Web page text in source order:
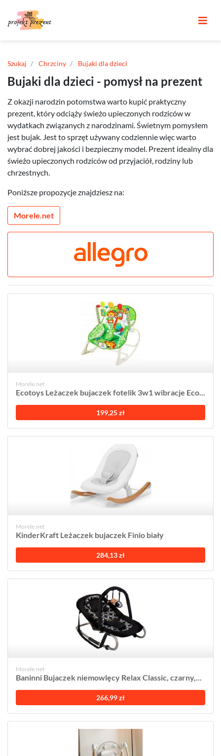
Szukaj Chrzciny Bujaki dla dzieci
Bujaki dla dzieci - pomysł na prezent
Z okazji narodzin potomstwa warto kupić praktyczny
prezent, który odciąży świeżo upieczonych rodziców w
wydatkach związanych z narodzinami. Świetnym pomysłem
jest bujak. Jest to sprzęt używany codziennie więc warto
wybrać dobrej jakości i bezpieczny model. Prezent idealny dla
świeżo upieczonych rodziców od przyjaciół, rodziny lub
chrzestnych.
Poniższe propozycje znajdziesz na:
Morele.net
Morele.net
Ecotoys Leżaczek bujaczek fotelik 3w1 wibracje Eco...
199,25 zł
Morele.net
KinderKraft Leżaczek bujaczek Finio biały
284,13 zł
Morele.net
Baninni Bujaczek niemowlęcy Relax Classic, czarny,...
266,99 zł